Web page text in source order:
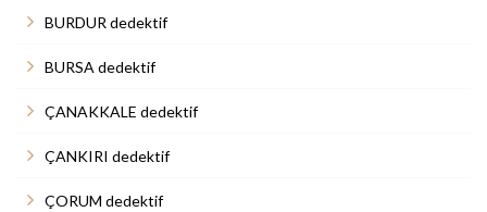
BURDUR dedektif
BURSA dedektif
ÇANAKKALE dedektif
ÇANKIRI dedektif
ÇORUM dedektif